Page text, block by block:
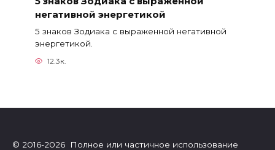
негативной энергетикой
5 знаков Зодиака с выраженной негативной
энергетикой.
12.3к.
© 2016-2026 Полное или частичное использование